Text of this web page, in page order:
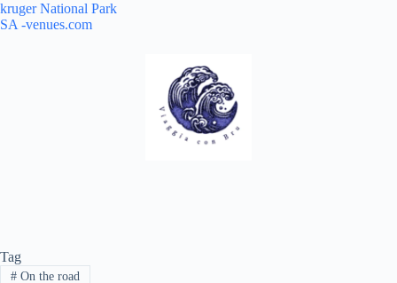
kruger National Park
SA -venues.com
Tag
#On the road